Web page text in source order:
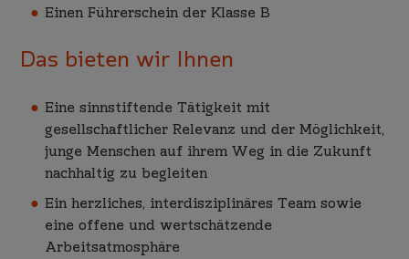
Einen Führerschein der Klasse B
Das bieten wir Ihnen
Eine sinnstiftende Tätigkeit mit
gesellschaftlicher Relevanz und der Möglichkeit,
junge Menschen auf ihrem Weg in die Zukunft
nachhaltig zu begleiten
Ein herzliches, interdisziplinäres Team sowie
eine offene und wertschätzende
Arbeitsatmosphäre